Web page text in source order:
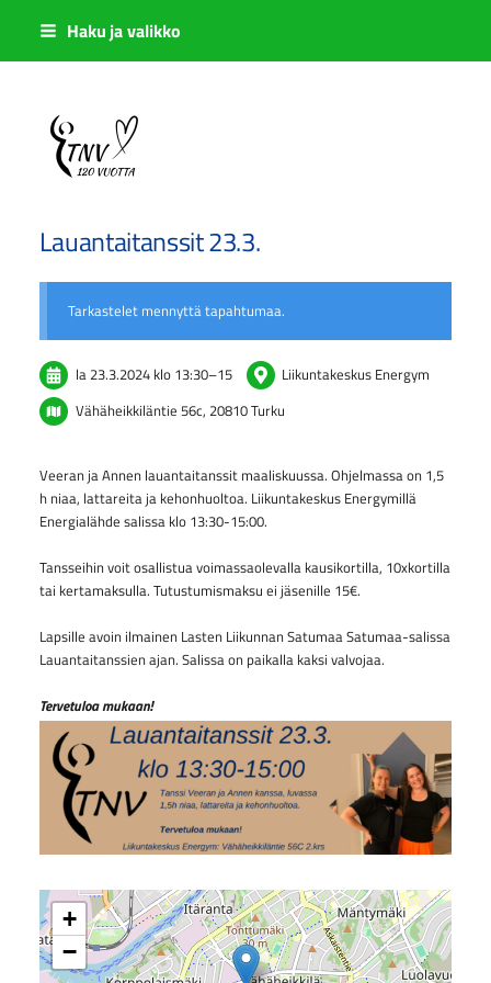
Siirry
sisältöön
Haku ja valikko
Sivuston etusivulle
Lauantaitanssit 23.3.
Tarkastelet mennyttä tapahtumaa.
la 23.3.2024 klo 13:30–15
Liikuntakeskus Energym
Vähäheikkiläntie 56c, 20810 Turku
Veeran ja Annen lauantaitanssit maaliskuussa. Ohjelmassa on 1,5
h niaa, lattareita ja kehonhuoltoa. Liikuntakeskus Energymillä
Energialähde salissa klo 13:30-15:00.
Tansseihin voit osallistua voimassaolevalla kausikortilla, 10xkortilla
tai kertamaksulla. Tutustumismaksu ei jäsenille 15€.
Lapsille avoin ilmainen Lasten Liikunnan Satumaa Satumaa-salissa
Lauantaitanssien ajan. Salissa on paikalla kaksi valvojaa.
Tervetuloa mukaan!
+
−